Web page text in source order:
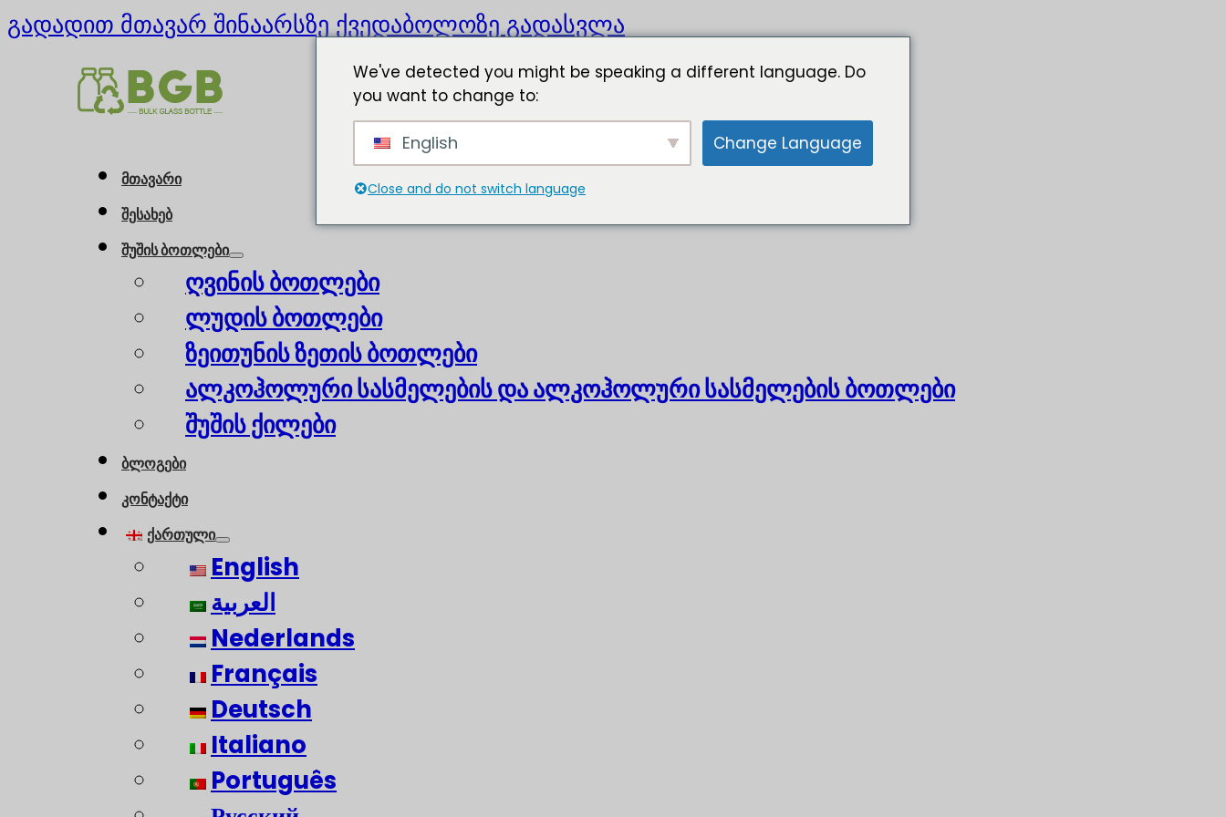
გადადით მთავარ შინაარსზექვედაბოლოზე გადასვლა
მთავარი
შესახებ
შუშის ბოთლები
ღვინის ბოთლები
ლუდის ბოთლები
ზეითუნის ზეთის ბოთლები
ალკოჰოლური სასმელების და ალკოჰოლური სასმელების ბოთლები
შუშის ქილები
ბლოგები
კონტაქტი
ქართული
English
العربية
Nederlands
Français
Deutsch
Italiano
Português
We've detected you might be speaking a different language. Do
you want to change to:
English Change Language
Close and do not switch language